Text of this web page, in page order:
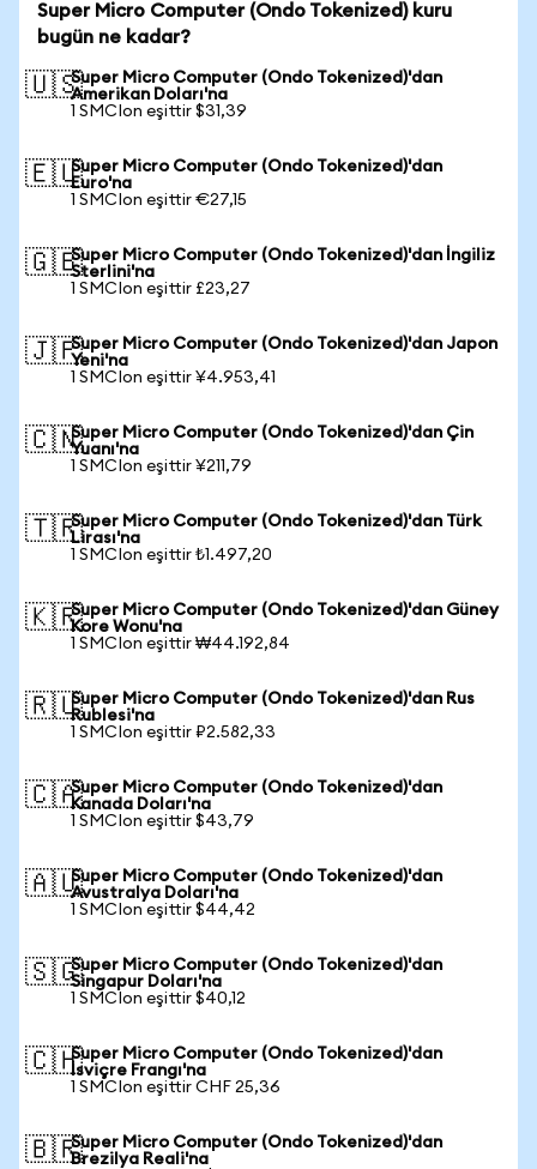
Super Micro Computer (Ondo Tokenized) kuru
bugün ne kadar?
🇺🇸Super Micro Computer (Ondo Tokenized)'dan
Amerikan Doları'na
1 SMCIon eşittir $31,39
🇪🇺Super Micro Computer (Ondo Tokenized)'dan
Euro'na
1 SMCIon eşittir €27,15
🇬🇧Super Micro Computer (Ondo Tokenized)'dan İngiliz
Sterlini'na
1 SMCIon eşittir £23,27
🇯🇵Super Micro Computer (Ondo Tokenized)'dan Japon
Yeni'na
1 SMCIon eşittir ¥4.953,41
🇨🇳Super Micro Computer (Ondo Tokenized)'dan Çin
Yuanı'na
1 SMCIon eşittir ¥211,79
🇹🇷Super Micro Computer (Ondo Tokenized)'dan Türk
Lirası'na
1 SMCIon eşittir ₺1.497,20
🇰🇷Super Micro Computer (Ondo Tokenized)'dan Güney
Kore Wonu'na
1 SMCIon eşittir ₩44.192,84
🇷🇺Super Micro Computer (Ondo Tokenized)'dan Rus
Rublesi'na
1 SMCIon eşittir ₽2.582,33
🇨🇦Super Micro Computer (Ondo Tokenized)'dan
Kanada Doları'na
1 SMCIon eşittir $43,79
🇦🇺Super Micro Computer (Ondo Tokenized)'dan
Avustralya Doları'na
1 SMCIon eşittir $44,42
🇸🇬Super Micro Computer (Ondo Tokenized)'dan
Singapur Doları'na
1 SMCIon eşittir $40,12
🇨🇭Super Micro Computer (Ondo Tokenized)'dan
İsviçre Frangı'na
1 SMCIon eşittir CHF 25,36
🇧🇷Super Micro Computer (Ondo Tokenized)'dan
Brezilya Reali'na